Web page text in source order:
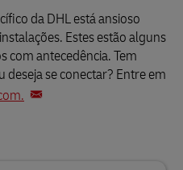
da DHL está ansioso
Estes estão alguns
com antecedência. Tem
se conectar? Entre em